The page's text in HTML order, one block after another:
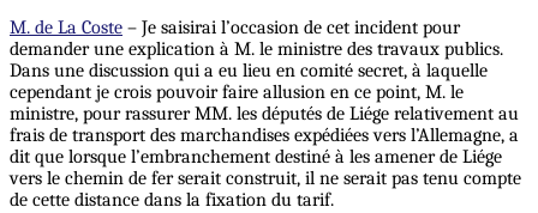
M. de La Coste – Je saisirai l’occasion de cet incident pour
demander une explication à M. le ministre des travaux publics.
Dans une discussion qui a eu lieu en comité secret, à laquelle
cependant je crois pouvoir faire allusion en ce point, M. le
ministre, pour rassurer MM. les députés de Liége relativement au
frais de transport des marchandises expédiées vers l’Allemagne, a
dit que lorsque l’embranchement destiné à les amener de Liége
vers le chemin de fer serait construit, il ne serait pas tenu compte
de cette distance dans la fixation du tarif.